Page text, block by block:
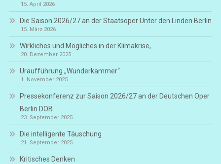
15. April 2026
Die Saison 2026/27 an der Staatsoper Unter den Linden Berlin
15. März 2026
Wirkliches und Mögliches in der Klimakrise,
20. Dezember 2025
Uraufführung „Wunderkammer“
1. November 2025
Pressekonferenz zur Saison 2026/27 an der Deutschen Oper
Berlin DOB
23. September 2025
Die intelligente Täuschung
21. September 2025
Kritisches Denken